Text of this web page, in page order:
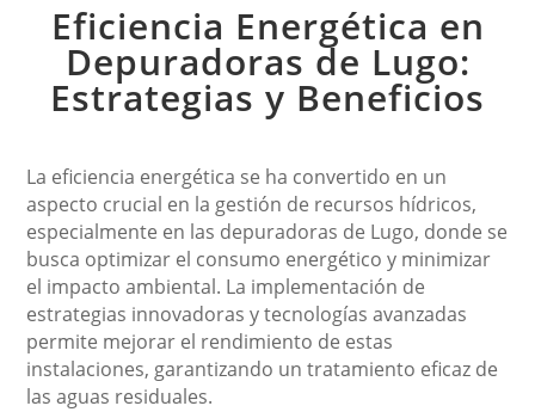
Eficiencia Energética en
Depuradoras de Lugo:
Estrategias y Beneficios
La eficiencia energética se ha convertido en un
aspecto crucial en la gestión de recursos hídricos,
especialmente en las depuradoras de Lugo, donde se
busca optimizar el consumo energético y minimizar
el impacto ambiental. La implementación de
estrategias innovadoras y tecnologías avanzadas
permite mejorar el rendimiento de estas
instalaciones, garantizando un tratamiento eficaz de
las aguas residuales.